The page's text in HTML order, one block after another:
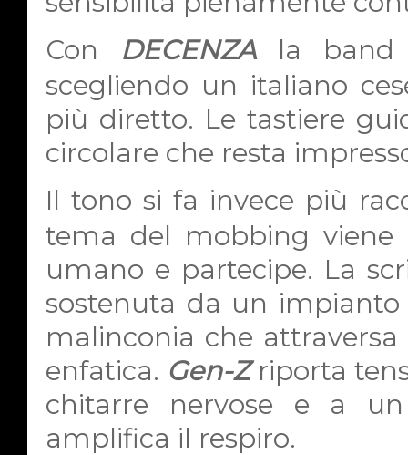
Con DECENZAla band
scegliendo un italiano
più diretto. Le tastiere
circolare che resta
Il tono si fa invece più
tema del mobbing viene
umano e partecipe. La
sostenuta da un
malinconia che
enfatica. Gen-Z riporta
chitarre nervose e a
amplifica il respiro.